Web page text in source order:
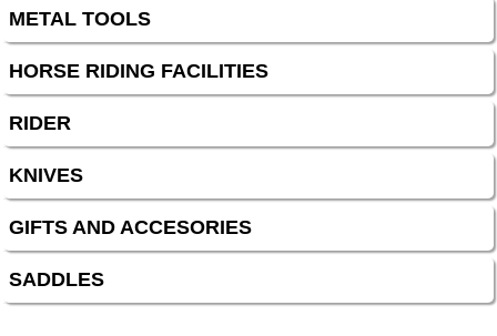
METAL TOOLS
HORSE RIDING FACILITIES
RIDER
KNIVES
GIFTS AND ACCESORIES
SADDLES